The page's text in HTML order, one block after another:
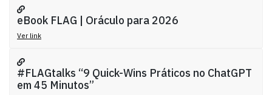
eBook FLAG | Oráculo para 2026
Ver link
#FLAGtalks “9 Quick-Wins Práticos no ChatGPT
em 45 Minutos”